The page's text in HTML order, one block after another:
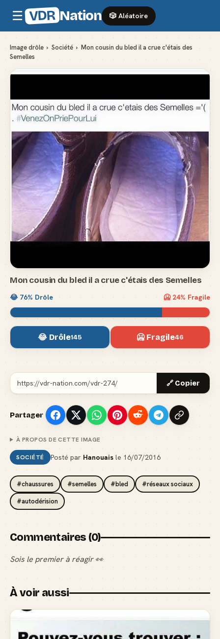
☰ VDR Nation 🎲 Aléatoire
Image drôle › Société › Mon cousin du bled il a crue c'étais des
Semelles
Mon cousin du bled il a crue c'étais des Semelles
😂 76% Drôle 🥶 24% Fragile
😂 Drôle145 🥶 Fragile46
🔗 Copier
Partager
À PROPOS DE CETTE IMAGE
SOCIÉTÉ Posté par Hanouaisle 16/07/2016
#chaussures #semelles #bled #réseaux sociaux
#autodérision
Commentaires (0)
Sois le premier à réagir 👀
À voir aussi